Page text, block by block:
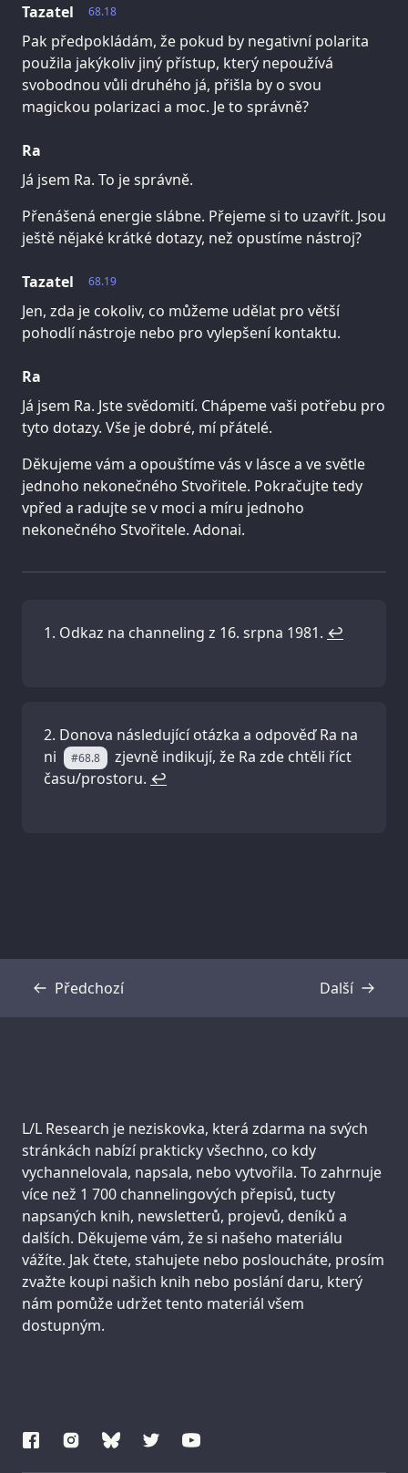
68.18
Tazatel
Pak předpokládám, že pokud by negativní polarita
použila jakýkoliv jiný přístup, který nepoužívá
svobodnou vůli druhého já, přišla by o svou
magickou polarizaci a moc. Je to správně?
Ra
Já jsem Ra. To je správně.
Přenášená energie slábne. Přejeme si to uzavřít. Jsou
ještě nějaké krátké dotazy, než opustíme nástroj?
68.19
Tazatel
Jen, zda je cokoliv, co můžeme udělat pro větší
pohodlí nástroje nebo pro vylepšení kontaktu.
Ra
Já jsem Ra. Jste svědomití. Chápeme vaši potřebu pro
tyto dotazy. Vše je dobré, mí přátelé.
Děkujeme vám a opouštíme vás v lásce a ve světle
jednoho nekonečného Stvořitele. Pokračujte tedy
vpřed a radujte se v moci a míru jednoho
nekonečného Stvořitele. Adonai.
Odkaz na channeling z 16. srpna 1981. ↩
Donova následující otázka a odpověď Ra na
ni
#68.8
zjevně indikují, že Ra zde chtěli říct
času/prostoru. ↩
Předchozí
Přepis Další
Přepis
Support us:
L/L Research je neziskovka, která zdarma na svých
stránkách nabízí prakticky všechno, co kdy
vychannelovala, napsala, nebo vytvořila. To zahrnuje
více než 1 700 channelingových přepisů, tucty
napsaných knih, newsletterů, projevů, deníků a
dalších. Děkujeme vám, že si našeho materiálu
vážíte. Jak čtete, stahujete nebo posloucháte, prosím
zvažte koupi našich knih nebo poslání daru, který
nám pomůže udržet tento materiál všem
dostupným.